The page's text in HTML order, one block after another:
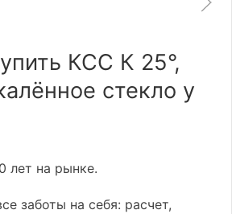
КСС К 25°,
стекло у
лет на рынке.
заботы на себя: расчет,